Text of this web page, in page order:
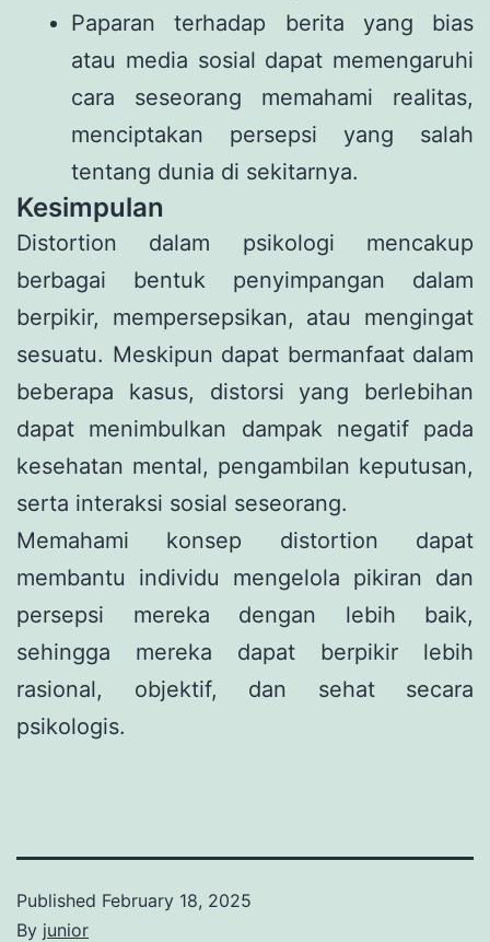
Paparan terhadap berita yang bias
atau media sosial dapat memengaruhi
cara seseorang memahami realitas,
menciptakan persepsi yang salah
tentang dunia di sekitarnya.
Kesimpulan
Distortion dalam psikologi mencakup
berbagai bentuk penyimpangan dalam
berpikir, mempersepsikan, atau mengingat
sesuatu. Meskipun dapat bermanfaat dalam
beberapa kasus, distorsi yang berlebihan
dapat menimbulkan dampak negatif pada
kesehatan mental, pengambilan keputusan,
serta interaksi sosial seseorang.
Memahami konsep distortion dapat
membantu individu mengelola pikiran dan
persepsi mereka dengan lebih baik,
sehingga mereka dapat berpikir lebih
rasional, objektif, dan sehat secara
psikologis.
Published February 18, 2025
By junior